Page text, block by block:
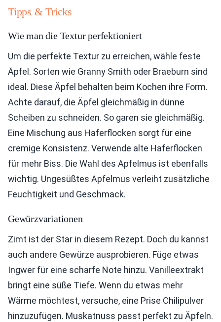
Tipps & Tricks
Wie man die Textur perfektioniert
Um die perfekte Textur zu erreichen, wähle feste
Äpfel. Sorten wie Granny Smith oder Braeburn sind
ideal. Diese Äpfel behalten beim Kochen ihre Form.
Achte darauf, die Äpfel gleichmäßig in dünne
Scheiben zu schneiden. So garen sie gleichmäßig.
Eine Mischung aus Haferflocken sorgt für eine
cremige Konsistenz. Verwende alte Haferflocken
für mehr Biss. Die Wahl des Apfelmus ist ebenfalls
wichtig. Ungesüßtes Apfelmus verleiht zusätzliche
Feuchtigkeit und Geschmack.
Gewürzvariationen
Zimt ist der Star in diesem Rezept. Doch du kannst
auch andere Gewürze ausprobieren. Füge etwas
Ingwer für eine scharfe Note hinzu. Vanilleextrakt
bringt eine süße Tiefe. Wenn du etwas mehr
Wärme möchtest, versuche, eine Prise Chilipulver
hinzuzufügen. Muskatnuss passt perfekt zu Äpfeln.